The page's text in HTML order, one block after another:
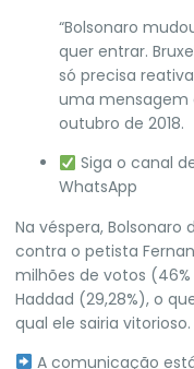
“Bolsonaro
quer entrar.
só precisa
uma mensagem
outubro de 2018.
Siga o canal
WhatsApp
Na véspera,
contra o petista
milhões de votos (46%
Haddad (29,28%), o
qual ele sairia vitorioso.
A comunicação